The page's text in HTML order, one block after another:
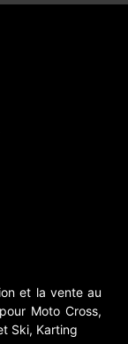
et la vente au
Moto Cross,
Ski, Karting